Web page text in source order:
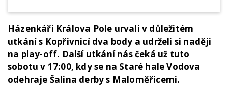
Házenkáři Králova Pole urvali v důležitém
utkání s Kopřivnicí dva body a udrželi si naději
na play-off. Další utkání nás čeká už tuto
sobotu v 17:00, kdy se na Staré hale Vodova
odehraje Šalina derby s Maloměřicemi.